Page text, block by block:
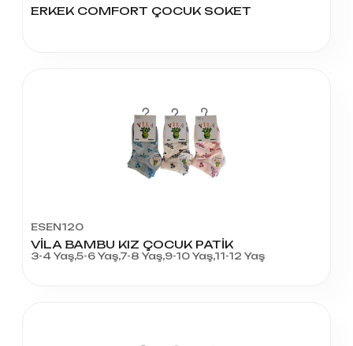
ERKEK COMFORT ÇOCUK SOKET
ESEN120
VİLA BAMBU KIZ ÇOCUK PATİK
3-4 Yaş,5-6 Yaş,7-8 Yaş,9-10 Yaş,11-12 Yaş